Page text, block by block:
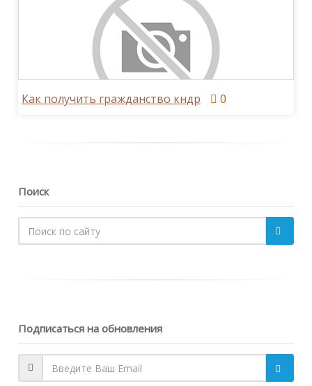
Как получить гражданство кндр 0
Поиск
Подписаться на обновления